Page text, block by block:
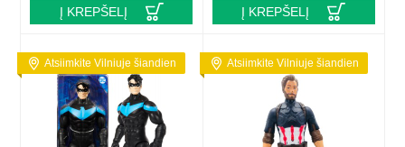
Į KREPŠELĮ Į KREPŠELĮ
Atsiimkite Vilniuje šiandien Atsiimkite Vilniuje šiandien